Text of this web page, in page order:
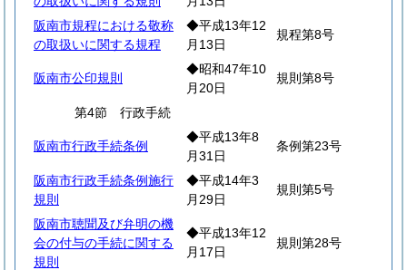
阪南市規程における敬称
の取扱いに関する規程
◆平成13年12
月13日
規程第8号
阪南市公印規則
◆昭和47年10
月20日
規則第8号
第4節 行政手続
阪南市行政手続条例
◆平成13年8
月31日
条例第23号
阪南市行政手続条例施行
規則
◆平成14年3
月29日
規則第5号
阪南市聴聞及び弁明の機
会の付与の手続に関する
規則
◆平成13年12
月17日
規則第28号